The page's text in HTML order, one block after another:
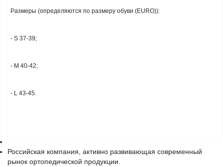
Размеры (определяются по размеру обуви (EURO)):
- S 37-39;
- M 40-42;
- L 43-45.
Российская компания, активно развивающая современный
рынок ортопедической продукции.